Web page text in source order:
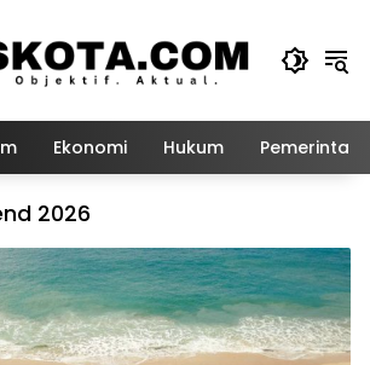
Ekonomi Hukum
2026